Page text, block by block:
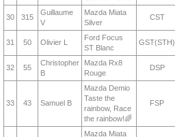
30 315
Guillaume
V
Mazda Miata
Silver
CST
31 50 Olivier L
Ford Focus
ST Blanc
GST(STH)
32 55
Christopher
B
Mazda Rx8
Rouge
DSP
33 43 Samuel B
Mazda Demio
Taste the
rainbow, Race
the rainbow!🌈
FSP
Mazda Miata